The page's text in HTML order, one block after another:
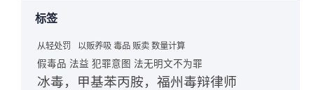
标签
从轻处罚 以贩养吸 毒品 贩卖 数量计算
假毒品 法益 犯罪意图 法无明文不为罪
冰毒，甲基苯丙胺，福州毒辩律师